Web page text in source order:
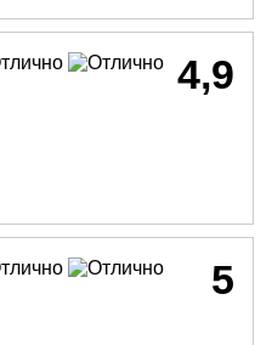
4,9
5